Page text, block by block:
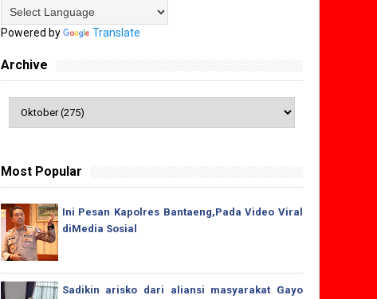
Powered by Translate
Archive
Most Popular
Ini Pesan Kapolres Bantaeng,Pada Video Viral
diMedia Sosial
Sadikin arisko dari aliansi masyarakat Gayo